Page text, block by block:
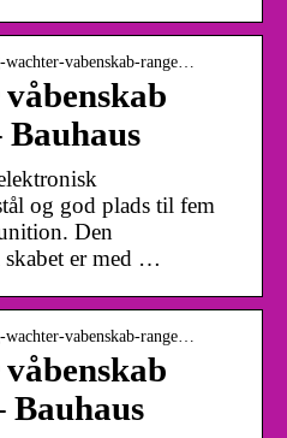
vabenskab-range…
Bauhaus
og god plads til fem
Den
er med …
vabenskab-range…
Bauhaus